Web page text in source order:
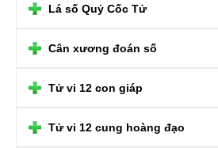
Lá số Quỷ Cốc Tử
Cân xương đoán số
Tử vi 12 con giáp
Tử vi 12 cung hoàng đạo